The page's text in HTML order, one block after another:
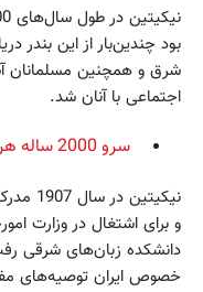
بود چندین‌بار از این بندر
شرق و همچنین مسلمانان
اجتماعی با آنان شد.
سرو 2000 ساله هرزبیل
و برای اشتغال در وزارت
دانشکده زبان‌های شرقی
خصوص ایران توصیه‌های